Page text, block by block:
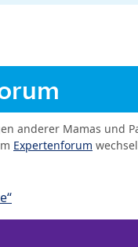
anderer Mamas und
Expertenforum